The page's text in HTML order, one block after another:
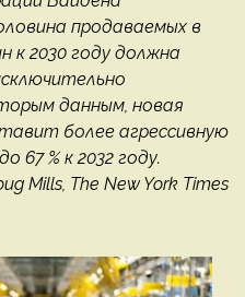
продаваемых в
к 2030 году должна
данным, новая
более агрессивную
67 % к 2032 году.
Mills, The New York Times